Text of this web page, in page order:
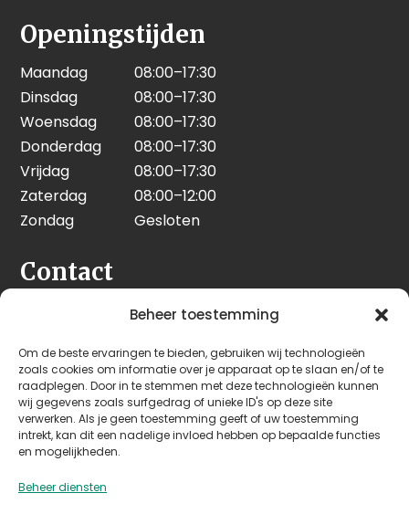
Beheer toestemming
Om de beste ervaringen te bieden, gebruiken wij technologieën
zoals cookies om informatie over je apparaat op te slaan en/of te
raadplegen. Door in te stemmen met deze technologieën kunnen
wij gegevens zoals surfgedrag of unieke ID's op deze site
verwerken. Als je geen toestemming geeft of uw toestemming
intrekt, kan dit een nadelige invloed hebben op bepaalde functies
en mogelijkheden.
Beheer diensten
Openingstijden
Maandag
08:00–17:30
Dinsdag
08:00–17:30
Woensdag
08:00–17:30
Donderdag
08:00–17:30
Vrijdag
08:00–17:30
Zaterdag
08:00–12:00
Zondag
Gesloten
Contact
Seeleman & Hoogendoorn
3628 GD Kockengen
Nederland
+31 (0)346 242 114
info@seehoo.nl